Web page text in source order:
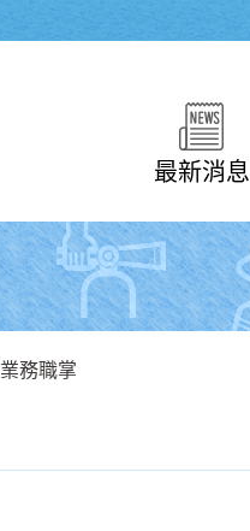
最新消息
業務職掌